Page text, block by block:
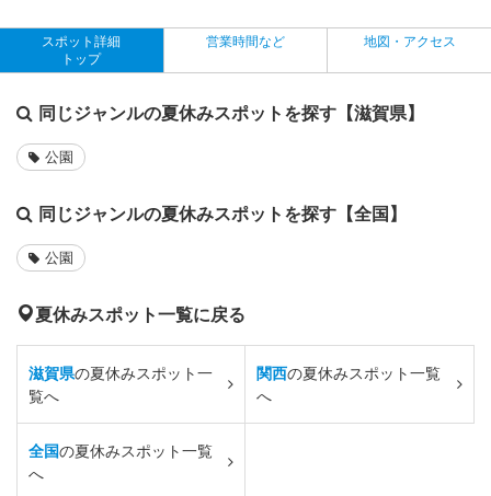
スポット詳細
トップ
営業時間など 地図・アクセス
同じジャンルの夏休みスポットを探す【滋賀県】
公園
同じジャンルの夏休みスポットを探す【全国】
公園
夏休みスポット一覧に戻る
滋賀県の夏休みスポット一
覧へ
関西の夏休みスポット一覧
へ
全国の夏休みスポット一覧
へ